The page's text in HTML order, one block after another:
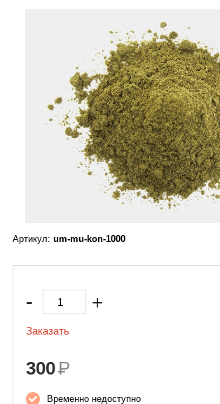
Масло расторопши
Горчичное масло
Кедровое масло
Масло подсолнечное
Масло черного тмина
Жмых и мука льняная
Жмых и мука расторопши
Артикул: um-mu-kon-1000
- +
Заказать
300Р
Временно недоступно